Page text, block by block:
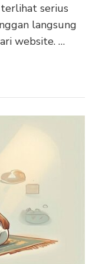
serius
langsung
website. …